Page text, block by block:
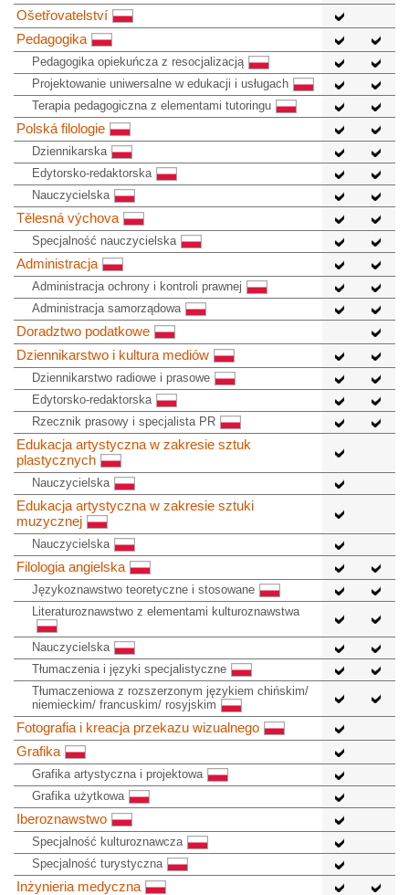
Ošetřovatelství
Pedagogika
Pedagogika opiekuńcza z resocjalizacją
Projektowanie uniwersalne w edukacji i usługach
Terapia pedagogiczna z elementami tutoringu
Polská filologie
Dziennikarska
Edytorsko-redaktorska
Nauczycielska
Tělesná výchova
Specjalność nauczycielska
Administracja
Administracja ochrony i kontroli prawnej
Administracja samorządowa
Doradztwo podatkowe
Dziennikarstwo i kultura mediów
Dziennikarstwo radiowe i prasowe
Edytorsko-redaktorska
Rzecznik prasowy i specjalista PR
Edukacja artystyczna w zakresie sztuk
plastycznych
Nauczycielska
Edukacja artystyczna w zakresie sztuki
muzycznej
Nauczycielska
Filologia angielska
Językoznawstwo teoretyczne i stosowane
Literaturoznawstwo z elementami kulturoznawstwa
Nauczycielska
Tłumaczenia i języki specjalistyczne
Tłumaczeniowa z rozszerzonym językiem chińskim/
niemieckim/ francuskim/ rosyjskim
Fotografia i kreacja przekazu wizualnego
Grafika
Grafika artystyczna i projektowa
Grafika użytkowa
Iberoznawstwo
Specjalność kulturoznawcza
Specjalność turystyczna
Inżynieria medyczna